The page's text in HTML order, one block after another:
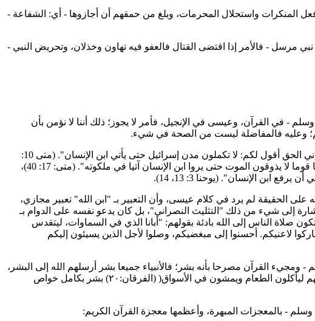
المنكرات واستحلال المحرمات، وبلغ من حمقهم أن أجازوها - أي: الشفاعة -
مرسل - فالأمر إذا اقتضى القتال فالعفو فيه تهاون وخذلان، وتحريض النبي -
- في القرآن، وعيسى في الإنجيل، فأمر لا يجوز؛ ذلك أننا لا نؤمن بأن
وعليه فالمفاضلة ليست من الصحة في شيء.
أما عبارة: "أني قلت: إني ابن الله" فهي مناقضة ومعارضة بتصريحات الأناجيل المتكررة بأن عيسى عليه السلام "ابن الإنسان": "فإني الحق أقول لكم: لا تكملون مدن إسرائيل حتى يأتي ابن الإنسان". (متى 10:
23)، "فإن ابن الإنسان سوف يأتي في مجد أبيه مع ملائكته، وحينئذ يجازى كل واحد حسب عمله. الحق أقول لكم: إن من القيام ههنا قوما لا يذوقون الموت حتى يروا ابن الإنسان آتيا في ملكوته". (متى: 17: 40)،
الإنسان". (يوحنا 3: 13، 14).
على الحقيقة لم يرد في كلام عيسى، وأن التعبير بـ "ابن الله" تعبير مجازي،
إلى شيء من ذلك "التثليث النصراني"، بل كان يدعو نفسه على الدوام بـ
صلاة الناس إلى الله بادئة بقولهم: "أبانا الذي في السماوات، ليتقدس
باركوا لاعنيكم. أحسنوا إلى مبغضيكم، وصلوا لأجل الذين يسيئون إليكم
القرآن مصرحا بأنه بشر؛ فالأنبياء جميعا بشر أرسلهم الله إلى البشر،
قال سبحانه وتعالى: )وما أرسلنا قبلك إلا رجالا نوحي إليهم( (الأنبياء: ٧)، وقال سبحانه وتعالى: )وما أرسلنا قبلك من المرسلين إلا إنهم ليأكلون الطعام ويمشون في الأسواق( (الفرقان:٢٠) بشر بكامل خواص
وسلم - بالمعجزات المبهرة، وأعظمها معجزة القرآن الكريم: